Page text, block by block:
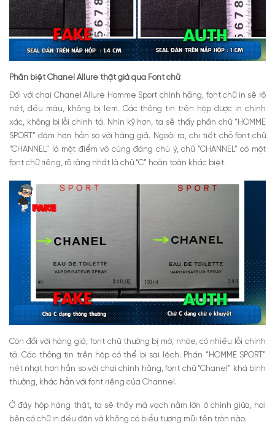
Phân biệt Chanel Allure thật giả qua Font chữ
Đối với chai Chanel Allure Homme Sport chính hãng, font chữ in sẽ rõ
nét, đều màu, không bị lem. Các thông tin trên hộp được in chính
xác, không bị lỗi chính tả. Nhìn kỹ hơn, ta sẽ thấy phần chữ “HOMME
SPORT” đậm hơn hẳn so với hàng giả. Ngoài ra, chi tiết chỗ font chữ
“CHANNEL” là một điểm vô cùng đáng chú ý, chữ “CHANNEL” có một
font chữ riêng, rõ ràng nhất là chữ “C” hoàn toàn khác biệt.
Còn đối với hàng giả, font chữ thường bị mờ, nhòe, có nhiều lỗi chính
tả. Các thông tin trên hộp có thể bị sai lệch. Phần “HOMME SPORT”
nét nhạt hơn hẳn so với chai chính hãng, font chữ “Chanel” khá bình
thường, khác hẳn với font riêng của Channel.
Ở đáy hộp hàng thật, ta sẽ thấy mã vạch nằm lớn ở chính giữa, hai
bên có chữ in đều đặn và không có biểu tượng mũi tên tròn nào.